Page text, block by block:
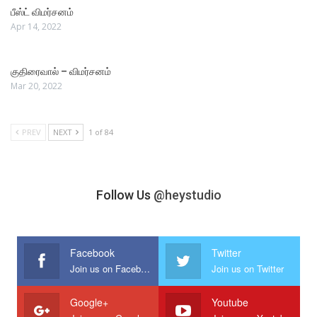
பீஸ்ட் விமர்சனம்
Apr 14, 2022
குதிரைவால் – விமர்சனம்
Mar 20, 2022
PREV NEXT 1 of 84
Follow Us @heystudio
Facebook
Join us on Facebook
Twitter
Join us on Twitter
Google+ Youtube